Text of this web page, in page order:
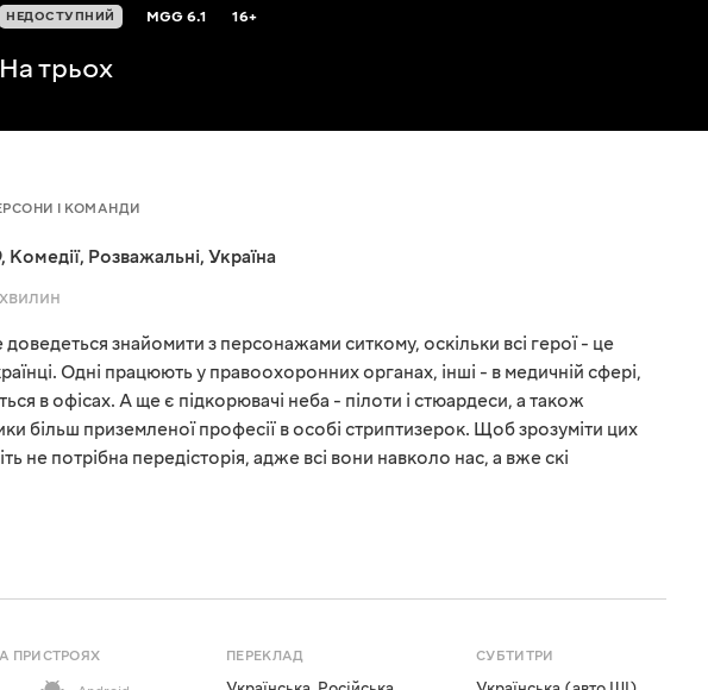
НЕДОСТУПНИЙ MGG6.1 16+
На трьох
І КОМАНДИ
, Комедії, Розважальні, Україна
доведеться знайомити з персонажами ситкому, оскільки всі герої - це
Одні працюють у правоохоронних органах, інші - в медичній сфері,
в офісах. А ще є підкорювачі неба - пілоти і стюардеси, а також
більш приземленої професії в особі стриптизерок. Щоб зрозуміти цих
не потрібна передісторія, адже всі вони навколо нас, а вже скі
ПРИСТРОЯХ
ПЕРЕКЛАД СУБТИТРИ